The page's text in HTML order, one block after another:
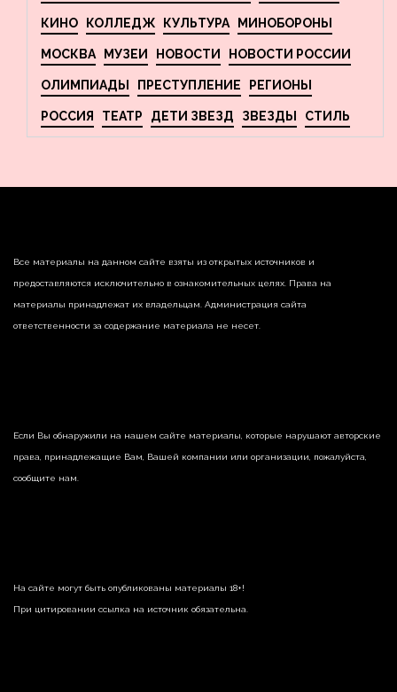
КИНО КОЛЛЕДЖ КУЛЬТУРА МИНОБОРОНЫ
МОСКВА МУЗЕИ НОВОСТИ НОВОСТИ РОССИИ
ОЛИМПИАДЫ ПРЕСТУПЛЕНИЕ РЕГИОНЫ
РОССИЯ ТЕАТР ДЕТИ ЗВЕЗД ЗВЕЗДЫ СТИЛЬ
Все материалы на данном сайте взяты из открытых источников и
предоставляются исключительно в ознакомительных целях. Права на
материалы принадлежат их владельцам. Администрация сайта
ответственности за содержание материала не несет.
Если Вы обнаружили на нашем сайте материалы, которые нарушают авторские
права, принадлежащие Вам, Вашей компании или организации, пожалуйста,
сообщите нам.
На сайте могут быть опубликованы материалы 18+!
При цитировании ссылка на источник обязательна.